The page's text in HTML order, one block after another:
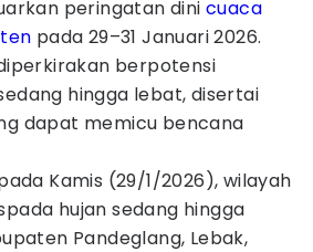
peringatan dini cuaca
pada 29–31 Januari 2026.
berpotensi
hingga lebat, disertai
dapat memicu bencana
Kamis (29/1/2026), wilayah
hujan sedang hingga
Pandeglang, Lebak,